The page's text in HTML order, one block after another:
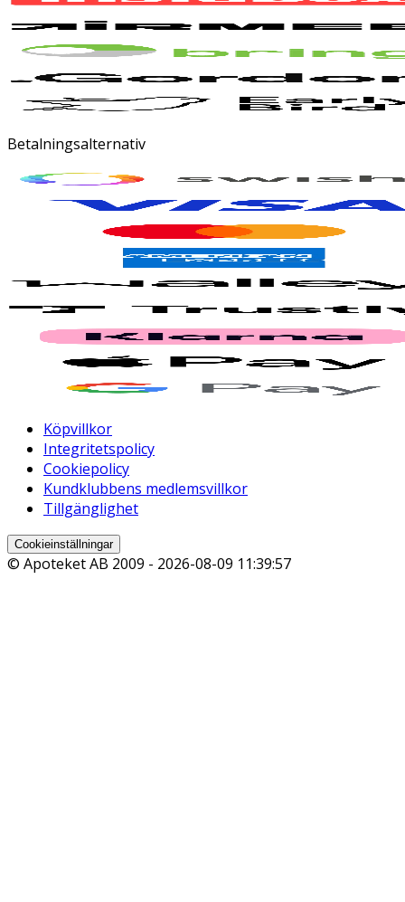
Betalningsalternativ
Köpvillkor
Integritetspolicy
Cookiepolicy
Kundklubbens medlemsvillkor
Tillgänglighet
Cookieinställningar
© Apoteket AB 2009 - 2026-08-09 11:39:57